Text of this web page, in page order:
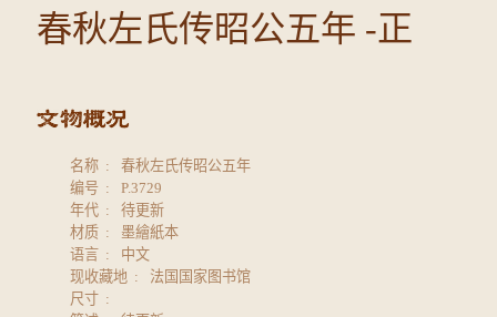
春秋左氏传昭公五年 -正
名称
春秋左氏传昭公五年
编号
P.3729
年代
待更新
材质
墨繪紙本
语言
中文
现收藏地
法国国家图书馆
尺寸